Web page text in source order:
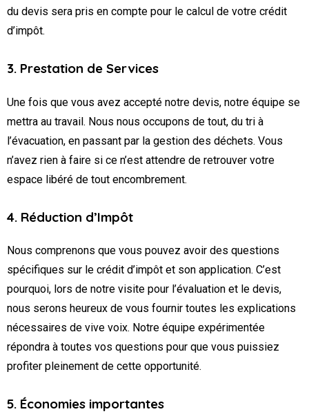
du devis sera pris en compte pour le calcul de votre crédit
d’impôt.
3. Prestation de Services
Une fois que vous avez accepté notre devis, notre équipe se
mettra au travail. Nous nous occupons de tout, du tri à
l’évacuation, en passant par la gestion des déchets. Vous
n’avez rien à faire si ce n’est attendre de retrouver votre
espace libéré de tout encombrement.
4. Réduction d’Impôt
Nous comprenons que vous pouvez avoir des questions
spécifiques sur le crédit d’impôt et son application. C’est
pourquoi, lors de notre visite pour l’évaluation et le devis,
nous serons heureux de vous fournir toutes les explications
nécessaires de vive voix. Notre équipe expérimentée
répondra à toutes vos questions pour que vous puissiez
profiter pleinement de cette opportunité.
5. Économies importantes